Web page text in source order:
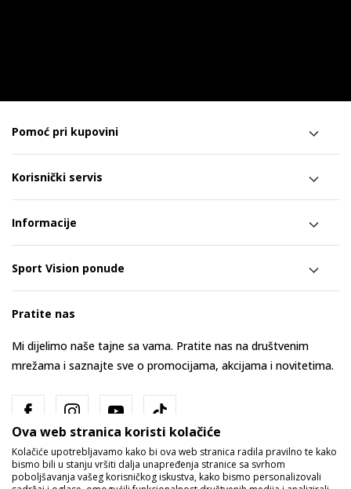
Pomoć pri kupovini
Korisnički servis
Informacije
Sport Vision ponude
Pratite nas
Mi dijelimo naše tajne sa vama. Pratite nas na društvenim
mrežama i saznajte sve o promocijama, akcijama i novitetima.
Ova web stranica koristi kolačiće
Kolačiće upotrebljavamo kako bi ova web stranica radila pravilno te kako
bismo bili u stanju vršiti dalja unapređenja stranice sa svrhom
poboljšavanja vašeg korisničkog iskustva, kako bismo personalizovali